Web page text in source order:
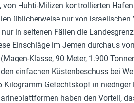
von Huhti-Milizen kontrollierten
üblicherweise nur von
in seltenen Fällen die
Einschläge im Jemen durchaus
Klasse, 90 Meter, 1.900
einfachen Küstenbeschuss bei
Kilogramm Gefechtskopf in
haben den Vorteil,